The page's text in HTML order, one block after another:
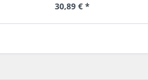
30,89 € *